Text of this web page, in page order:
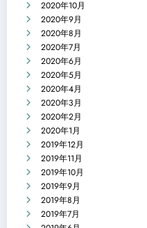
2020年10月
2020年9月
2020年8月
2020年7月
2020年6月
2020年5月
2020年4月
2020年3月
2020年2月
2020年1月
2019年12月
2019年11月
2019年10月
2019年9月
2019年8月
2019年7月